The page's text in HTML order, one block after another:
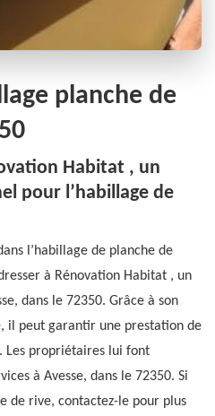
planche de
Habitat , un
pour l’habillage de
l’habillage de planche de
à Rénovation Habitat , un
dans le 72350. Grâce à son
il peut garantir une prestation de
Les propriétaires lui font
à Avesse, dans le 72350. Si
de rive, contactez-le pour plus